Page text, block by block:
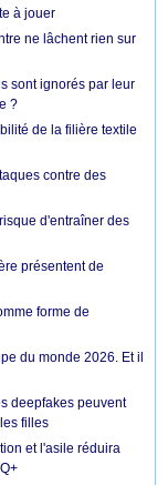
à jouer
ne lâchent rien sur
sont ignorés par leur
?
de la filière textile
contre des
d'entraîner des
présentent de
forme de
du monde 2026. Et il
deepfakes peuvent
filles
et l'asile réduira